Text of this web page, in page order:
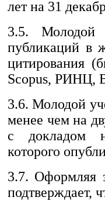
лет на 31
3.5.
публикаций в
цитирования
Scopus, РИНЦ,
3.6. Молодой
менее чем на
с докладом
которого
3.7.
подтверждает,